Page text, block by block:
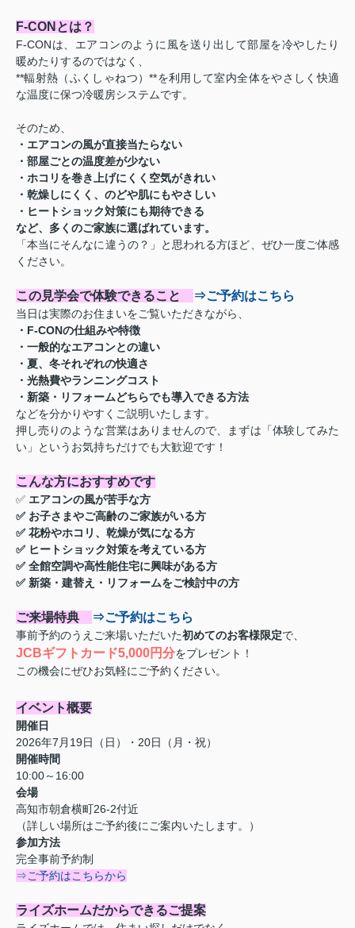
F-CONとは？
F-CONは、エアコンのように風を送り出して部屋を冷やしたり
暖めたりするのではなく、
**輻射熱（ふくしゃねつ）**を利用して室内全体をやさしく快適
な温度に保つ冷暖房システムです。
そのため、
・エアコンの風が直接当たらない
・部屋ごとの温度差が少ない
・ホコリを巻き上げにくく空気がきれい
・乾燥しにくく、のどや肌にもやさしい
・ヒートショック対策にも期待できる
など、多くのご家族に選ばれています。
「本当にそんなに違うの？」と思われる方ほど、ぜひ一度ご体感
ください。
この見学会で体験できること ⇒ご予約はこちら
当日は実際のお住まいをご覧いただきながら、
・F-CONの仕組みや特徴
・一般的なエアコンとの違い
・夏、冬それぞれの快適さ
・光熱費やランニングコスト
・新築・リフォームどちらでも導入できる方法
などを分かりやすくご説明いたします。
押し売りのような営業はありませんので、まずは「体験してみた
い」というお気持ちだけでも大歓迎です！
こんな方におすすめです
✅ エアコンの風が苦手な方
✅ お子さまやご高齢のご家族がいる方
✅ 花粉やホコリ、乾燥が気になる方
✅ ヒートショック対策を考えている方
✅ 全館空調や高性能住宅に興味がある方
✅ 新築・建替え・リフォームをご検討中の方
ご来場特典 ⇒ご予約はこちら
事前予約のうえご来場いただいた初めてのお客様限定で、
JCBギフトカード5,000円分をプレゼント！
この機会にぜひお気軽にご予約ください。
イベント概要
開催日
2026年7月19日（日）・20日（月・祝）
開催時間
10:00～16:00
会場
高知市朝倉横町26-2付近
（詳しい場所はご予約後にご案内いたします。）
参加方法
完全事前予約制
⇒ご予約はこちらから
ライズホームだからできるご提案